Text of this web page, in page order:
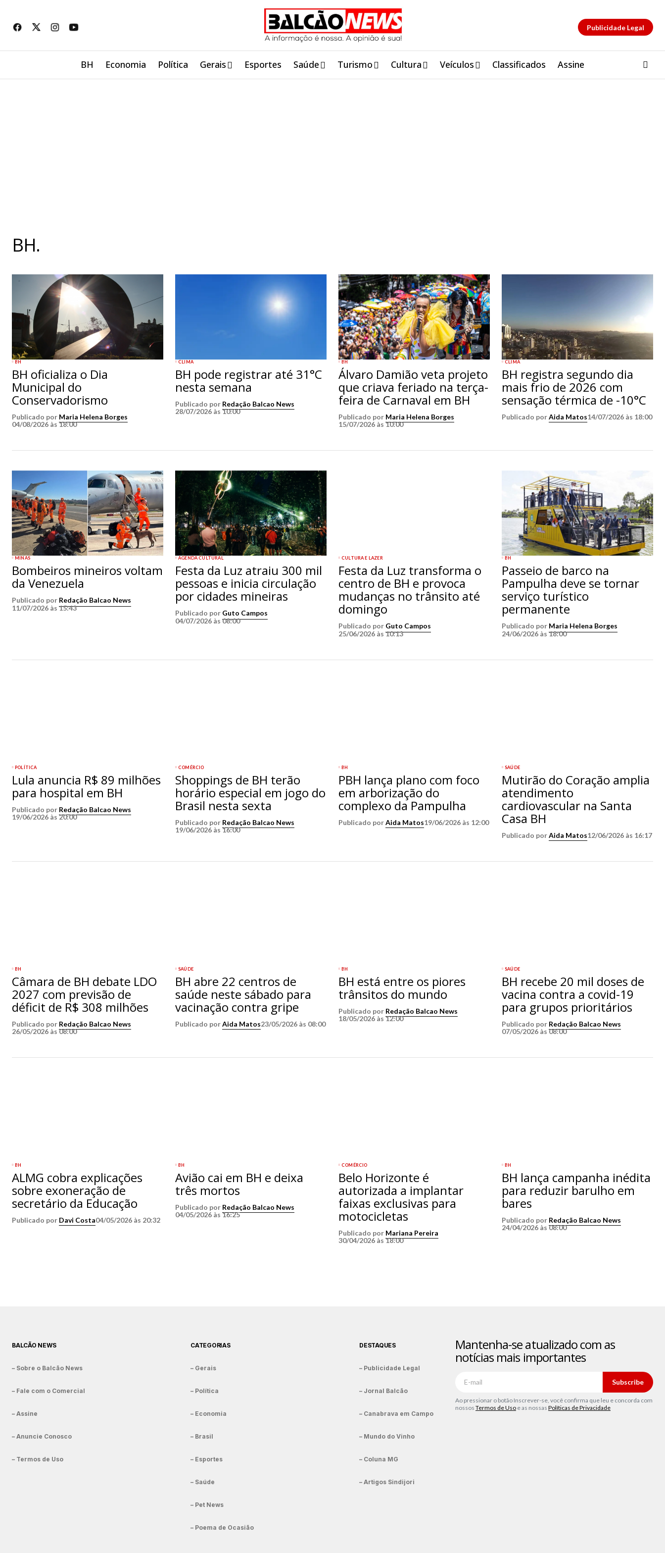
Publicidade Legal
BH Economia Política Gerais Esportes Saúde Turismo Cultura Veículos Classificados Assine
BH.
BH
BH oficializa o Dia
Municipal do
Conservadorismo
Publicado por Maria Helena Borges
04/08/2026 às 18:00
CLIMA
BH pode registrar até 31°C
nesta semana
Publicado por Redação Balcao News
28/07/2026 às 10:00
BH
Álvaro Damião veta projeto
que criava feriado na terça-
feira de Carnaval em BH
Publicado por Maria Helena Borges
15/07/2026 às 10:00
CLIMA
BH registra segundo dia
mais frio de 2026 com
sensação térmica de -10°C
Publicado porAida Matos14/07/2026 às 18:00
MINAS
Bombeiros mineiros voltam
da Venezuela
Publicado por Redação Balcao News
11/07/2026 às 15:43
AGENDA CULTURAL
Festa da Luz atraiu 300 mil
pessoas e inicia circulação
por cidades mineiras
Publicado por Guto Campos
04/07/2026 às 08:00
CULTURA E LAZER
Festa da Luz transforma o
centro de BH e provoca
mudanças no trânsito até
domingo
Publicado por Guto Campos
25/06/2026 às 10:13
BH
Passeio de barco na
Pampulha deve se tornar
serviço turístico
permanente
Publicado por Maria Helena Borges
24/06/2026 às 18:00
POLÍTICA
Lula anuncia R$ 89 milhões
para hospital em BH
Publicado por Redação Balcao News
19/06/2026 às 20:00
COMÉRCIO
Shoppings de BH terão
horário especial em jogo do
Brasil nesta sexta
Publicado por Redação Balcao News
19/06/2026 às 16:00
BH
PBH lança plano com foco
em arborização do
complexo da Pampulha
Publicado porAida Matos19/06/2026 às 12:00
SAÚDE
Mutirão do Coração amplia
atendimento
cardiovascular na Santa
Casa BH
Publicado porAida Matos12/06/2026 às 16:17
BH
Câmara de BH debate LDO
2027 com previsão de
déficit de R$ 308 milhões
Publicado por Redação Balcao News
26/05/2026 às 08:00
SAÚDE
BH abre 22 centros de
saúde neste sábado para
vacinação contra gripe
Publicado porAida Matos23/05/2026 às 08:00
BH
BH está entre os piores
trânsitos do mundo
Publicado por Redação Balcao News
18/05/2026 às 12:00
SAÚDE
BH recebe 20 mil doses de
vacina contra a covid-19
para grupos prioritários
Publicado por Redação Balcao News
07/05/2026 às 08:00
BH
ALMG cobra explicações
sobre exoneração de
secretário da Educação
Publicado por Davi Costa04/05/2026 às 20:32
BH
Avião cai em BH e deixa
três mortos
Publicado por Redação Balcao News
04/05/2026 às 16:25
COMÉRCIO
Belo Horizonte é
autorizada a implantar
faixas exclusivas para
motocicletas
Publicado por Mariana Pereira
30/04/2026 às 18:00
BH
BH lança campanha inédita
para reduzir barulho em
bares
Publicado por Redação Balcao News
24/04/2026 às 08:00
BALCÃO NEWS
– Sobre o Balcão News
– Fale com o Comercial
– Assine
– Anuncie Conosco
– Termos de Uso
CATEGORIAS
– Gerais
– Política
– Economia
– Brasil
– Esportes
– Saúde
– Pet News
– Poema de Ocasião
DESTAQUES
– Publicidade Legal
– Jornal Balcão
– Canabrava em Campo
– Mundo do Vinho
– Coluna MG
– Artigos Sindijori
Mantenha-se atualizado com as
notícias mais importantes
Subscribe
Ao pressionar o botão Inscrever-se, você confirma que leu e concorda com
nossos Termos de Uso e as nossas Políticas de Privacidade